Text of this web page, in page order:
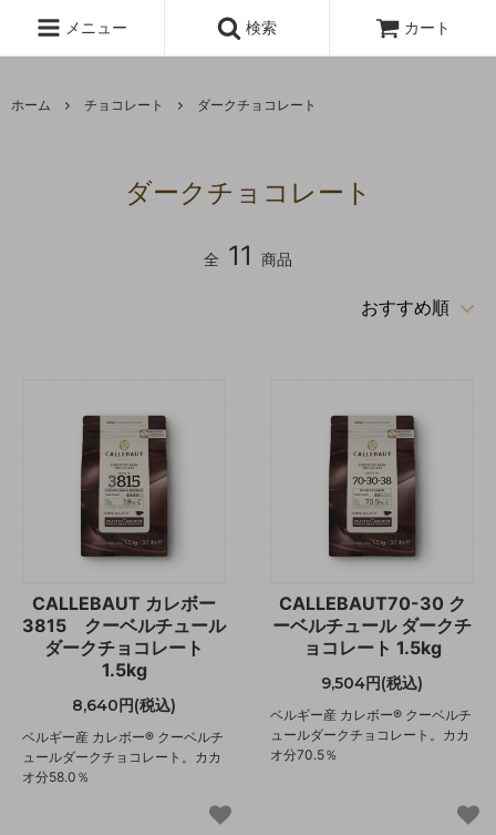
メニュー 検索 カート
ホーム チョコレート ダークチョコレート
ダークチョコレート
全 11 商品
CALLEBAUT カレボー
3815 クーベルチュール
ダークチョコレート
1.5kg
8,640円(税込)
ベルギー産 カレボー® クーベルチ
ュールダークチョコレート。カカ
オ分58.0％
CALLEBAUT70-30 ク
ーベルチュール ダークチ
ョコレート 1.5kg
9,504円(税込)
ベルギー産 カレボー® クーベルチ
ュールダークチョコレート。カカ
オ分70.5％